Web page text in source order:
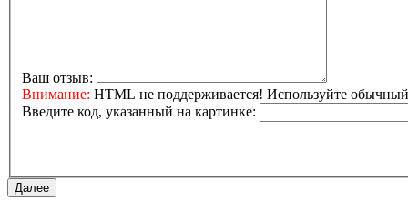
Ваш отзыв:
Внимание: HTML не поддерживается! Используйте обычный
Введите код, указанный на картинке: